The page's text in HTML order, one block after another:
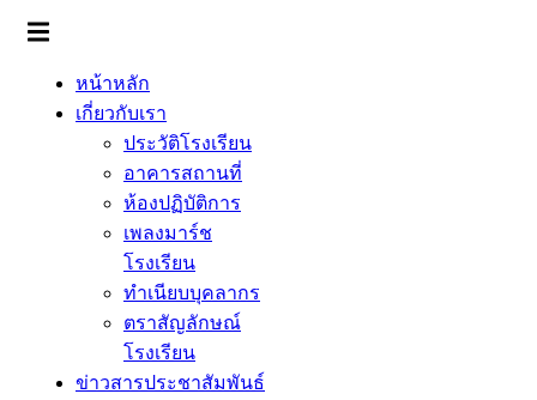
หน้าหลัก
เกี่ยวกับเรา
ประวัติโรงเรียน
อาคารสถานที่
ห้องปฏิบัติการ
เพลงมาร์ช
โรงเรียน
ทำเนียบบุคลากร
ตราสัญลักษณ์
โรงเรียน
ข่าวสารประชาสัมพันธ์